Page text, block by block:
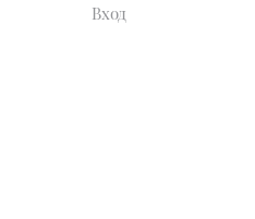
Вход